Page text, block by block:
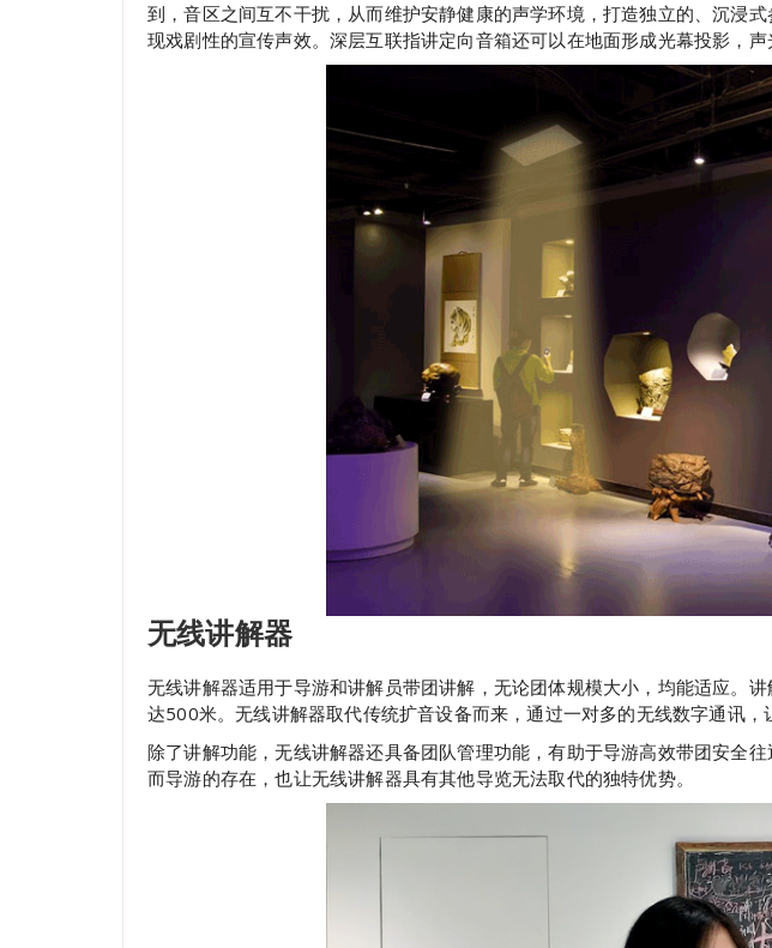
到，音区之间互不干扰，从而维护安静健康的声学环境，打造独立的、沉浸
现戏剧性的宣传声效。深层互联指讲定向音箱还可以在地面形成光幕投影，
无线讲解器
无线讲解器适用于导游和讲解员带团讲解，无论团体规模大小，均能适应。
达500米。无线讲解器取代传统扩音设备而来，通过一对多的无线数字通讯
除了讲解功能，无线讲解器还具备团队管理功能，有助于导游高效带团安全
而导游的存在，也让无线讲解器具有其他导览无法取代的独特优势。